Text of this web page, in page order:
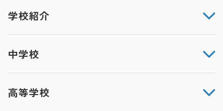
学校紹介
中学校
高等学校